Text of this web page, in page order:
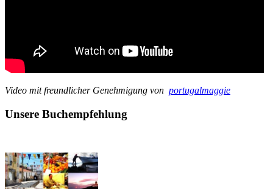
Video mit freundlicher Genehmigung von portugalmaggie
Unsere Buchempfehlung